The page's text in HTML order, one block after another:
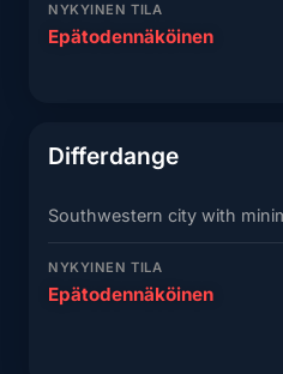
NYKYINEN TILA
Epätodennäköinen
Differdange
Southwestern city with
NYKYINEN TILA
Epätodennäköinen